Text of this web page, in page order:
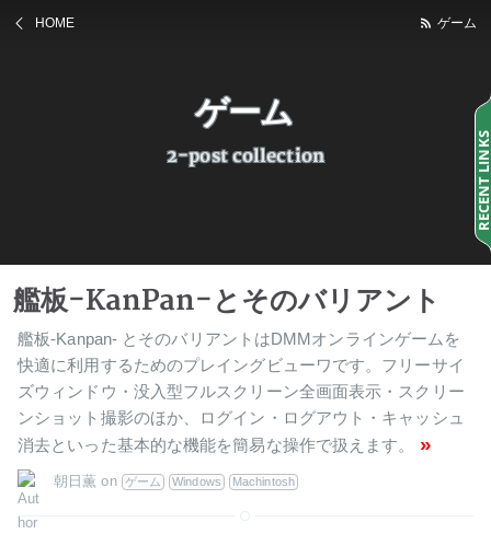
HOME ゲーム
ゲーム
2-post collection
艦板-KanPan-とそのバリアント
艦板-Kanpan- とそのバリアントはDMMオンラインゲームを
快適に利用するためのプレイングビューワです。フリーサイ
ズウィンドウ・没入型フルスクリーン全画面表示・スクリー
ンショット撮影のほか、ログイン・ログアウト・キャッシュ
消去といった基本的な機能を簡易な操作で扱えます。 »
朝日薫 on ゲーム Windows Machintosh